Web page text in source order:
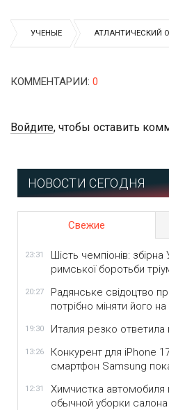
УЧЕНЫЕ АТЛАНТИЧЕСКИЙ
КОММЕНТАРИИ: 0
Войдите, чтобы оставить
НОВОСТИ СЕГОДНЯ
Свежие
23:31
Шість чемпіонів: збірна
римської боротьби
20:27
Радянське свідоцтво
потрібно міняти його
19:30 Италия резко
13:26
Конкурент для iPhone
смартфон Samsung
12:31
Химчистка автомобиля
обычной уборки